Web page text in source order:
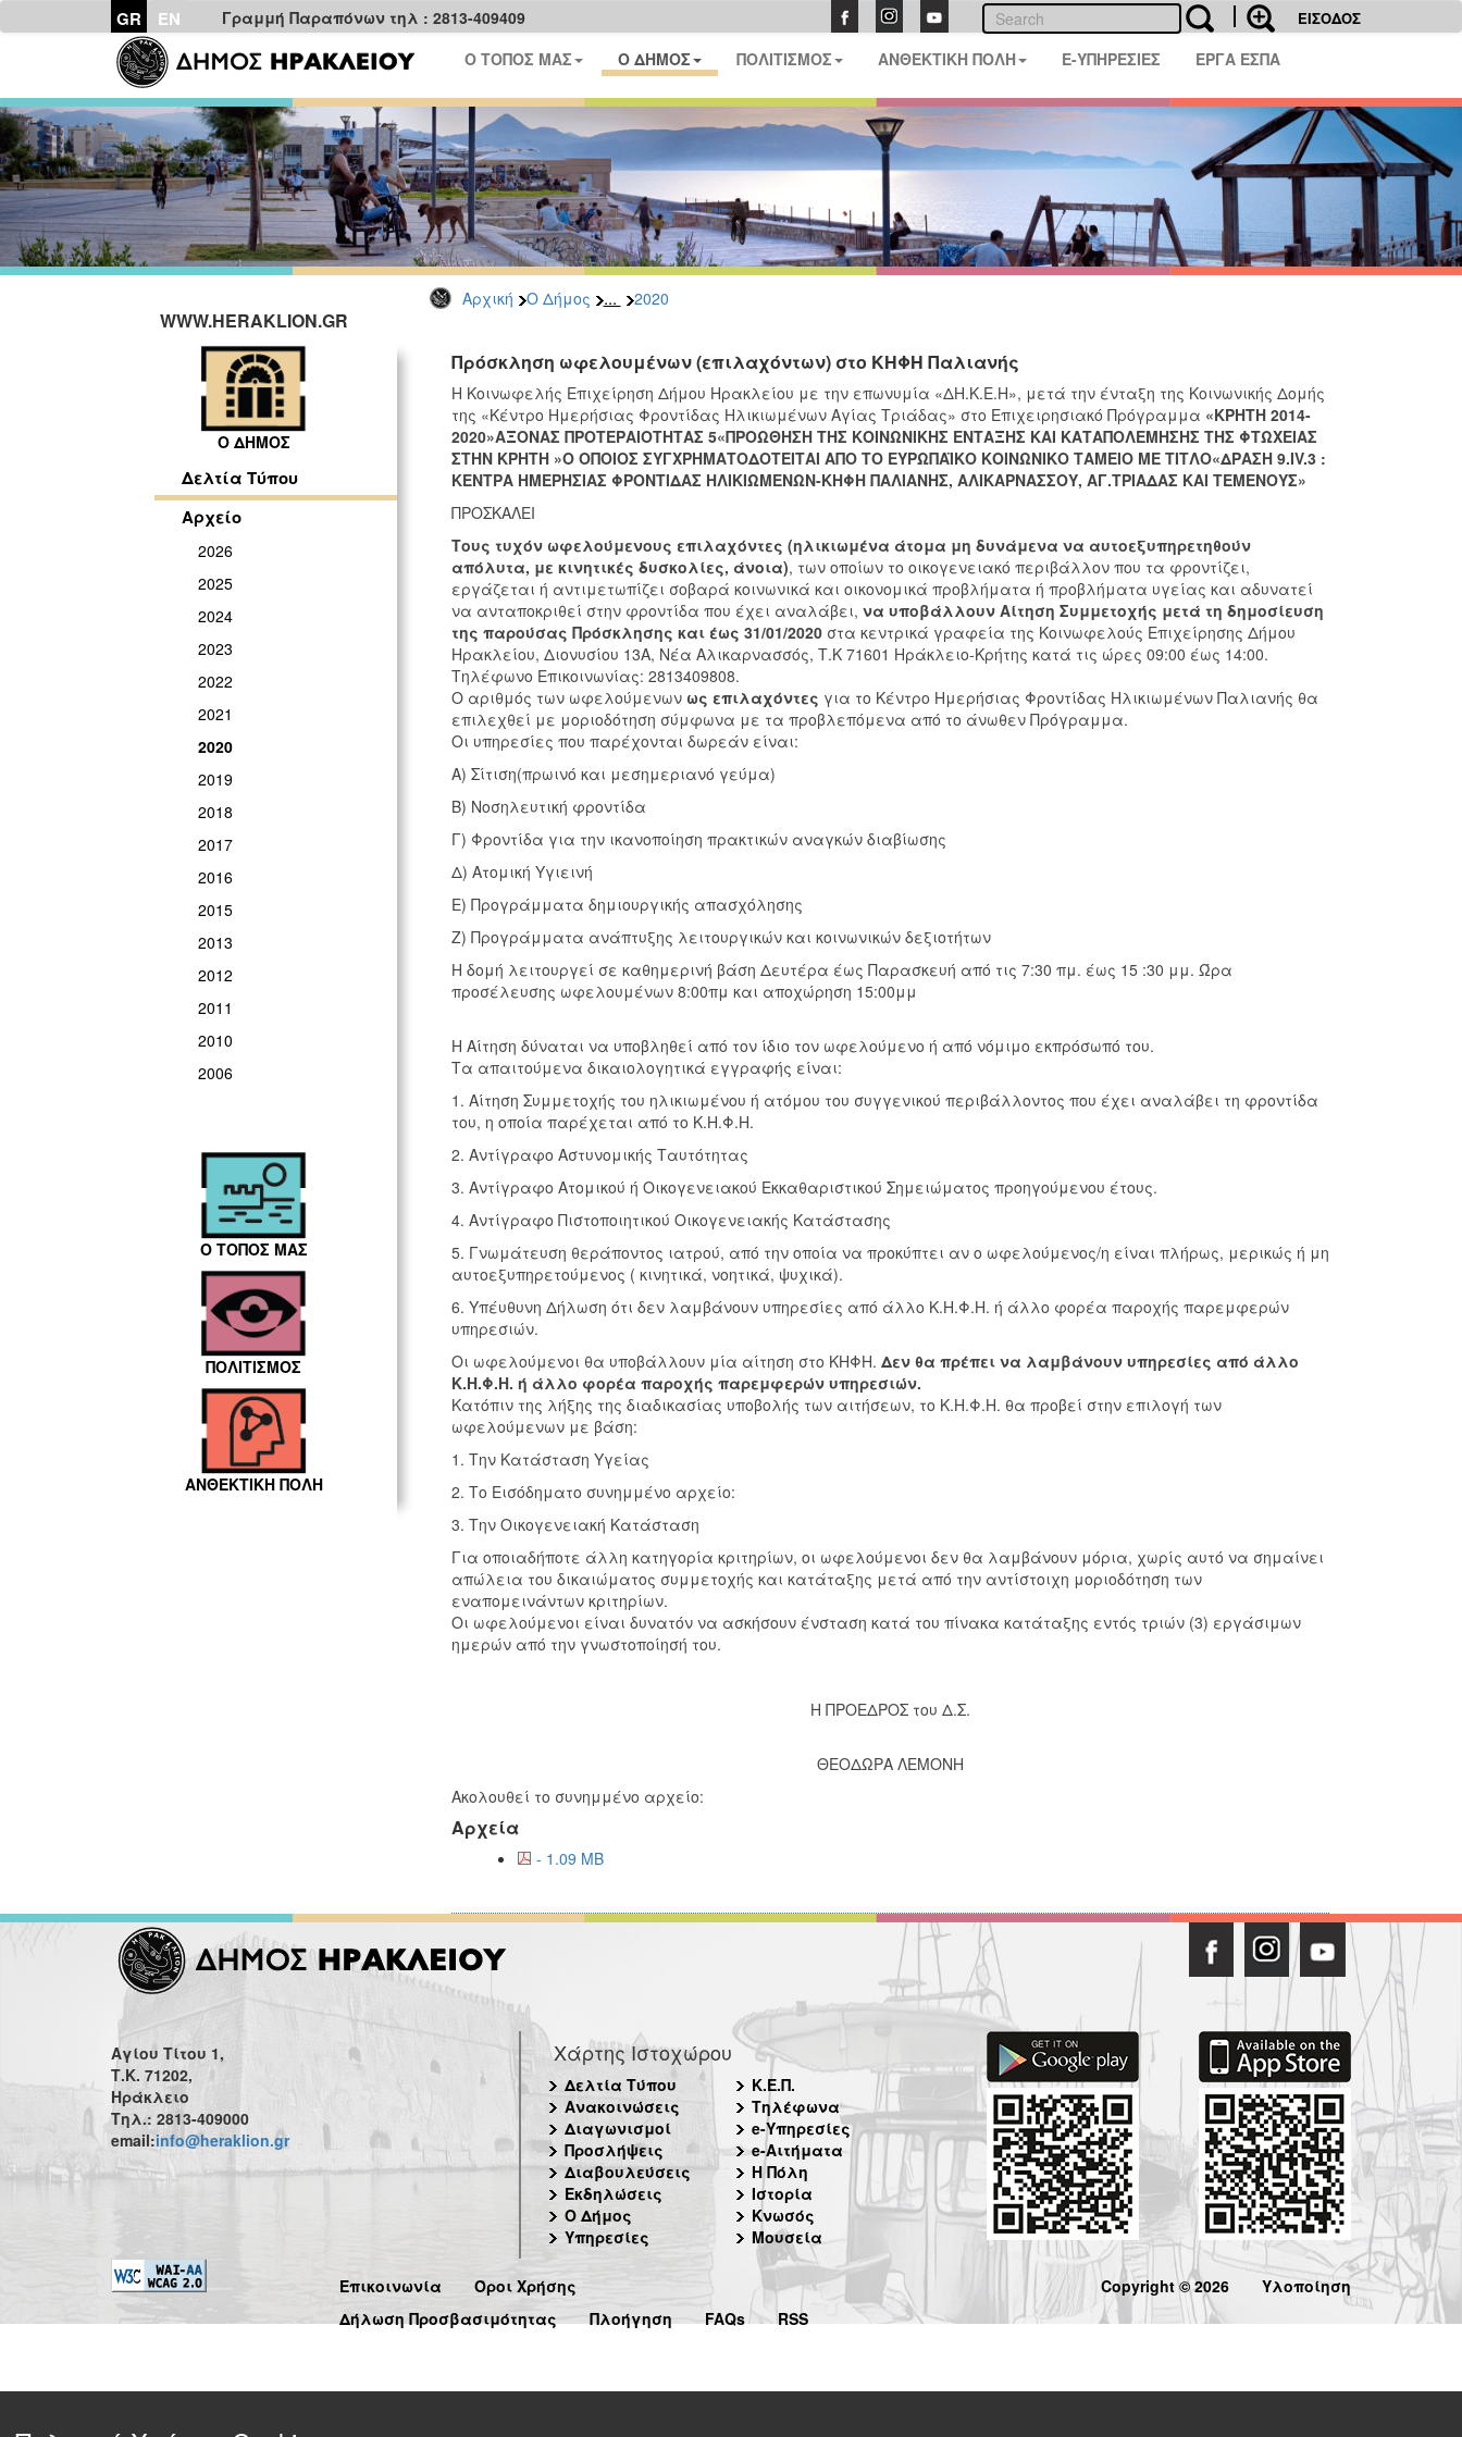
GR EN Γραμμή Παραπόνων τηλ : 2813-409409 ΕΙΣΟΔΟΣ
Ο ΤΟΠΟΣ ΜΑΣ Ο ΔΗΜΟΣ ΠΟΛΙΤΙΣΜΟΣ ΑΝΘΕΚΤΙΚΗ ΠΟΛΗ E-ΥΠΗΡΕΣΙΕΣ ΕΡΓΑ ΕΣΠΑ
Αρχική Ο Δήμος ... 2020
WWW.HERAKLION.GR
Ο ΔΗΜΟΣ
Δελτία Τύπου
Αρχείο
2026
2025
2024
2023
2022
2021
2020
2019
2018
2017
2016
2015
2013
2012
2011
2010
2006
Ο ΤΟΠΟΣ ΜΑΣ
ΠΟΛΙΤΙΣΜΟΣ
ΑΝΘΕΚΤΙΚΗ ΠΟΛΗ
Πρόσκληση ωφελoυμένων (επιλαχόντων) στο ΚΗΦΗ Παλιανής
Η Κοινωφελής Επιχείρηση Δήμου Ηρακλείου με την επωνυμία «ΔΗ.Κ.Ε.Η», μετά την ένταξη της Κοινωνικής Δομής
της «Κέντρο Ημερήσιας Φροντίδας Ηλικιωμένων Αγίας Τριάδας» στο Επιχειρησιακό Πρόγραμμα «ΚΡΗΤΗ 2014-
2020»ΑΞΟΝΑΣ ΠΡΟΤΕΡΑΙΟΤΗΤΑΣ 5«ΠΡΟΩΘΗΣΗ ΤΗΣ ΚΟΙΝΩΝΙΚΗΣ ΕΝΤΑΞΗΣ ΚΑΙ ΚΑΤΑΠΟΛΕΜΗΣΗΣ ΤΗΣ ΦΤΩΧΕΙΑΣ
ΣΤΗΝ ΚΡΗΤΗ »Ο ΟΠΟΙΟΣ ΣΥΓΧΡΗΜΑΤΟΔΟΤΕΙΤΑΙ ΑΠΟ ΤΟ ΕΥΡΩΠΑΪΚΟ ΚΟΙΝΩΝΙΚΟ ΤΑΜΕΙΟ ΜΕ ΤΙΤΛΟ«ΔΡΑΣΗ 9.IV.3 :
ΚΕΝΤΡΑ ΗΜΕΡΗΣΙΑΣ ΦΡΟΝΤΙΔΑΣ ΗΛΙΚΙΩΜΕΝΩΝ-ΚΗΦΗ ΠΑΛΙΑΝΗΣ, ΑΛΙΚΑΡΝΑΣΣΟΥ, ΑΓ.ΤΡΙΑΔΑΣ ΚΑΙ ΤΕΜΕΝΟΥΣ»
ΠΡΟΣΚΑΛΕΙ
Τους τυχόν ωφελούμενους επιλαχόντες (ηλικιωμένα άτομα μη δυνάμενα να αυτοεξυπηρετηθούν
απόλυτα, με κινητικές δυσκολίες, άνοια), των οποίων το οικογενειακό περιβάλλον που τα φροντίζει,
εργάζεται ή αντιμετωπίζει σοβαρά κοινωνικά και οικονομικά προβλήματα ή προβλήματα υγείας και αδυνατεί
να ανταποκριθεί στην φροντίδα που έχει αναλάβει, να υποβάλλουν Αίτηση Συμμετοχής μετά τη δημοσίευση
της παρούσας Πρόσκλησης και έως 31/01/2020στα κεντρικά γραφεία της Κοινωφελούς Επιχείρησης Δήμου
Ηρακλείου, Διονυσίου 13Α, Νέα Αλικαρνασσός, Τ.Κ 71601 Ηράκλειο-Κρήτης κατά τις ώρες 09:00 έως 14:00.
Τηλέφωνο Επικοινωνίας: 2813409808.
Ο αριθμός των ωφελούμενων ως επιλαχόντες για το Κέντρο Ημερήσιας Φροντίδας Ηλικιωμένων Παλιανής θα
επιλεχθεί με μοριοδότηση σύμφωνα με τα προβλεπόμενα από το άνωθεν Πρόγραμμα.
Οι υπηρεσίες που παρέχονται δωρεάν είναι:
Α) Σίτιση(πρωινό και μεσημεριανό γεύμα)
Β) Νοσηλευτική φροντίδα
Γ) Φροντίδα για την ικανοποίηση πρακτικών αναγκών διαβίωσης
Δ) Ατομική Υγιεινή
Ε) Προγράμματα δημιουργικής απασχόλησης
Ζ) Προγράμματα ανάπτυξης λειτουργικών και κοινωνικών δεξιοτήτων
Η δομή λειτουργεί σε καθημερινή βάση Δευτέρα έως Παρασκευή από τις 7:30 πμ. έως 15 :30 μμ. Ώρα
προσέλευσης ωφελουμένων 8:00πμ και αποχώρηση 15:00μμ
Η Αίτηση δύναται να υποβληθεί από τον ίδιο τον ωφελούμενο ή από νόμιμο εκπρόσωπό του.
Τα απαιτούμενα δικαιολογητικά εγγραφής είναι:
1. Αίτηση Συμμετοχής του ηλικιωμένου ή ατόμου του συγγενικού περιβάλλοντος που έχει αναλάβει τη φροντίδα
του, η οποία παρέχεται από το Κ.Η.Φ.Η.
2. Αντίγραφο Αστυνομικής Ταυτότητας
3. Αντίγραφο Ατομικού ή Οικογενειακού Εκκαθαριστικού Σημειώματος προηγούμενου έτους.
4. Αντίγραφο Πιστοποιητικού Οικογενειακής Κατάστασης
5. Γνωμάτευση θεράποντος ιατρού, από την οποία να προκύπτει αν ο ωφελούμενος/η είναι πλήρως, μερικώς ή μη
αυτοεξυπηρετούμενος ( κινητικά, νοητικά, ψυχικά).
6. Υπέυθυνη Δήλωση ότι δεν λαμβάνουν υπηρεσίες από άλλο Κ.Η.Φ.Η. ή άλλο φορέα παροχής παρεμφερών
υπηρεσιών.
Οι ωφελούμενοι θα υποβάλλουν μία αίτηση στο ΚΗΦΗ. Δεν θα πρέπει να λαμβάνουν υπηρεσίες από άλλο
Κ.Η.Φ.Η. ή άλλο φορέα παροχής παρεμφερών υπηρεσιών.
Κατόπιν της λήξης της διαδικασίας υποβολής των αιτήσεων, το Κ.Η.Φ.Η. θα προβεί στην επιλογή των
ωφελούμενων με βάση:
1. Την Κατάσταση Υγείας
2. Το Εισόδηματο συνημμένο αρχείο:
3. Την Οικογενειακή Κατάσταση
Για οποιαδήποτε άλλη κατηγορία κριτηρίων, οι ωφελούμενοι δεν θα λαμβάνουν μόρια, χωρίς αυτό να σημαίνει
απώλεια του δικαιώματος συμμετοχής και κατάταξης μετά από την αντίστοιχη μοριοδότηση των
εναπομεινάντων κριτηρίων.
Οι ωφελούμενοι είναι δυνατόν να ασκήσουν ένσταση κατά του πίνακα κατάταξης εντός τριών (3) εργάσιμων
ημερών από την γνωστοποίησή του.
Η ΠΡΟΕΔΡΟΣ του Δ.Σ.
ΘΕΟΔΩΡΑ ΛΕΜΟΝΗ
Ακολουθεί το συνημμένο αρχείο:
Αρχεία
- 1.09 MB
Αγίου Τίτου 1,
Τ.Κ. 71202,
Ηράκλειο
Τηλ.: 2813-409000
email:info@heraklion.gr
Χάρτης Ιστοχώρου
Δελτία Τύπου
Ανακοινώσεις
Διαγωνισμοί
Προσλήψεις
Διαβουλεύσεις
Εκδηλώσεις
Ο Δήμος
Υπηρεσίες
Κ.Ε.Π.
Τηλέφωνα
e-Υπηρεσίες
e-Αιτήματα
Η Πόλη
Ιστορία
Κνωσός
Μουσεία
Επικοινωνία
Όροι Χρήσης
Δήλωση Προσβασιμότητας
Πλοήγηση FAQs RSS
Copyright © 2026 Υλοποίηση